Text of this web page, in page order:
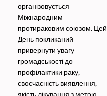
організовується
Міжнародним
протираковим союзом. Цей
День покликаний
привернути увагу
громадськості до
профілактики раку,
своєчасність виявлення,
якість лікування з метою